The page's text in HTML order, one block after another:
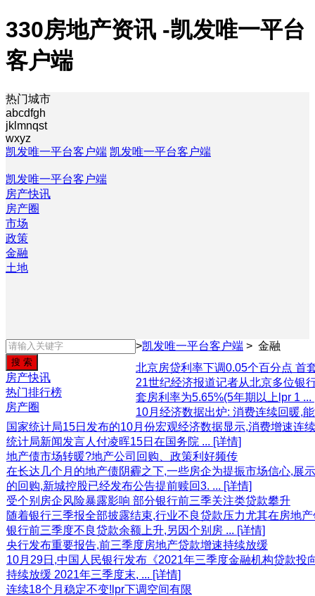
330房地产资讯 -凯发唯一平台
客户端
热门城市
abcdfgh
jklmnqst
wxyz
凯发唯一平台客户端 凯发唯一平台客户端
凯发唯一平台客户端
房产快讯
房产圈
市场
政策
金融
土地
房产快讯
热门排行榜
房产圈
>凯发唯一平台客户端 > 金融
北京房贷利率下调0.05个百分点 首
21世纪经济报道记者从北京多位银
套房利率为5.65%(5年期以上lpr 1 ...
10月经济数据出炉: 消费连续回暖,
国家统计局15日发布的10月份宏观经济数据显示,消费增速连
统计局新闻发言人付凌晖15日在国务院 ... [详情]
地产债市场转暖?地产公司回购、政策利好频传
在长达几个月的地产债阴霾之下,一些房企为提振市场信心,展
的回购,新城控股已经发布公告提前赎回3. ... [详情]
受个别房企风险暴露影响 部分银行前三季关注类贷款攀升
随着银行三季报全部披露结束,行业不良贷款压力尤其在房地
银行前三季度不良贷款余额上升,另因个别房 ... [详情]
央行发布重要报告,前三季度房地产贷款增速持续放缓
10月29日,中国人民银行发布《2021年三季度金融机构贷款
持续放缓 2021年三季度末, ... [详情]
连续18个月稳定不变!lpr下调空间有限